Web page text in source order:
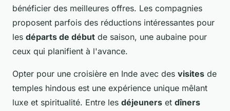
bénéficier des meilleures offres. Les compagnies
proposent parfois des réductions intéressantes pour
les départs de début de saison, une aubaine pour
ceux qui planifient à l'avance.
Opter pour une croisière en Inde avec des visites de
temples hindous est une expérience unique mêlant
luxe et spiritualité. Entre les déjeuners et dîners